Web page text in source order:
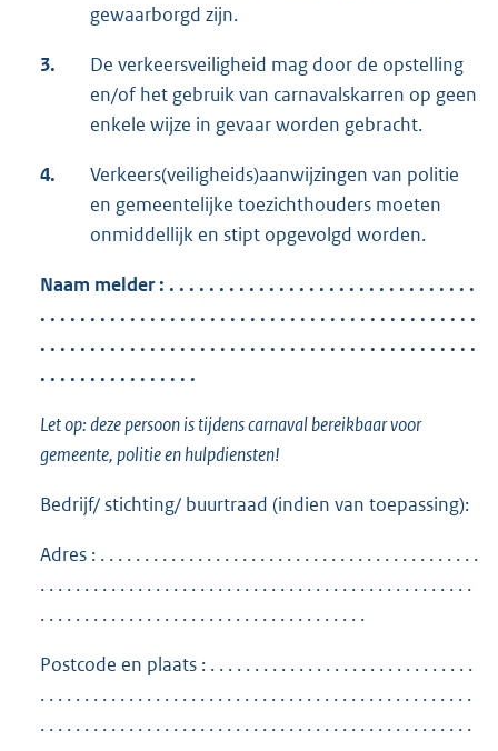
gewaarborgd zijn.
3.
De verkeersveiligheid mag door de opstelling
en/of het gebruik van carnavalskarren op geen
enkele wijze in gevaar worden gebracht.
4.
Verkeers(veiligheids)aanwijzingen van politie
en gemeentelijke toezichthouders moeten
onmiddellijk en stipt opgevolgd worden.
Naam melder : . . . . . . . . . . . . . . . . . . . . . . . . . . . . . . .
. . . . . . . . . . . . . . . . . . . . . . . . . . . . . . . . . . . . . . . . . . . .
. . . . . . . . . . . . . . . . . . . . . . . . . . . . . . . . . . . . . . . . . . . .
. . . . . . . . . . . . . . . .
Let op: deze persoon is tijdens carnaval bereikbaar voor
gemeente, politie en hulpdiensten!
Bedrijf/ stichting/ buurtraad (indien van toepassing):
Adres : . . . . . . . . . . . . . . . . . . . . . . . . . . . . . . . . . . . . . . . . . . .
. . . . . . . . . . . . . . . . . . . . . . . . . . . . . . . . . . . . . . . . . . . . . . . . .
. . . . . . . . . . . . . . . . . . . . . . . . . . . . . . . . . . . . .
Postcode en plaats : . . . . . . . . . . . . . . . . . . . . . . . . . . . . . .
. . . . . . . . . . . . . . . . . . . . . . . . . . . . . . . . . . . . . . . . . . . . . . . . .
. . . . . . . . . . . . . . . . . . . . . . . . . . . . . . . . . . . . . . . . . . . . . . . . .